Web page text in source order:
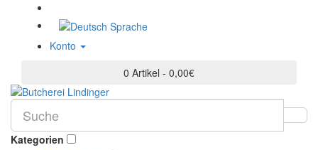
Sprache
Konto
0 Artikel - 0,00€
Kategorien